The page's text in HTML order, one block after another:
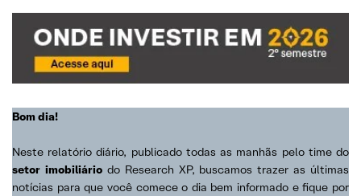
Bom dia!
Neste relatório diário, publicado todas as manhãs pelo time do
setor imobiliário do Research XP, buscamos trazer as últimas
notícias para que você comece o dia bem informado e fique por